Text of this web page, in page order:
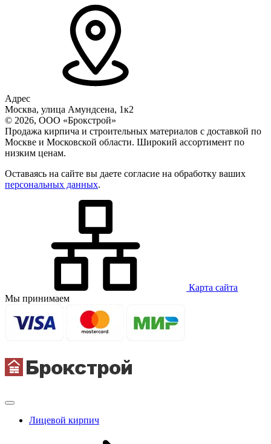
Адрес
Москва, улица Амундсена, 1к2
© 2026, ООО «Брокстрой»
Продажа кирпича и строительных материалов с доставкой по
Москве и Московской области. Широкий ассортимент по
низким ценам.
Оставаясь на сайте вы даете согласие на обработку ваших
персональных данных.
Карта сайта
Мы принимаем
Лицевой кирпич